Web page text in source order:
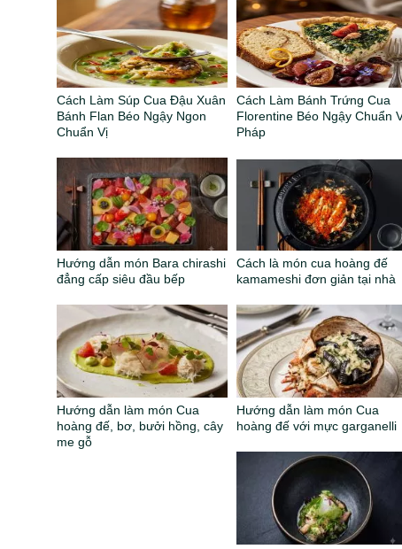
Cách Làm Súp Cua Đậu Xuân
Bánh Flan Béo Ngậy Ngon
Chuẩn Vị
Cách Làm Bánh Trứng Cua
Florentine Béo Ngậy Chuẩn
Pháp
Hướng dẫn món Bara chirashi
đẳng cấp siêu đầu bếp
Cách là món cua hoàng đế
kamameshi đơn giản tại nhà
Hướng dẫn làm món Cua
hoàng đế, bơ, bưởi hồng, cây
me gỗ
Hướng dẫn làm món Cua
hoàng đế với mực garganelli